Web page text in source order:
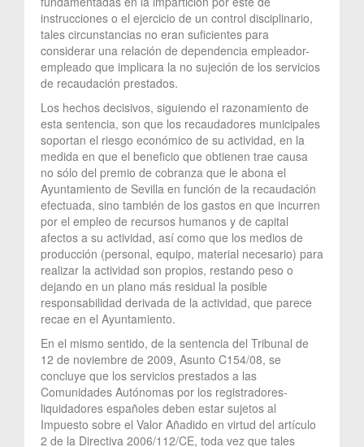
instrucciones o el ejercicio de un control disciplinario,
tales circunstancias no eran suficientes para
considerar una relación de dependencia empleador-
empleado que implicara la no sujeción de los servicios
de recaudación prestados.
Los hechos decisivos, siguiendo el razonamiento de
esta sentencia, son que los recaudadores municipales
soportan el riesgo económico de su actividad, en la
medida en que el beneficio que obtienen trae causa
no sólo del premio de cobranza que le abona el
Ayuntamiento de Sevilla en función de la recaudación
efectuada, sino también de los gastos en que incurren
por el empleo de recursos humanos y de capital
afectos a su actividad, así como que los medios de
producción (personal, equipo, material necesario) para
realizar la actividad son propios, restando peso o
dejando en un plano más residual la posible
responsabilidad derivada de la actividad, que parece
recae en el Ayuntamiento.
En el mismo sentido, de la sentencia del Tribunal de
12 de noviembre de 2009, Asunto C154/08, se
concluye que los servicios prestados a las
Comunidades Autónomas por los registradores-
liquidadores españoles deben estar sujetos al
Impuesto sobre el Valor Añadido en virtud del artículo
2 de la Directiva 2006/112/CE, toda vez que tales